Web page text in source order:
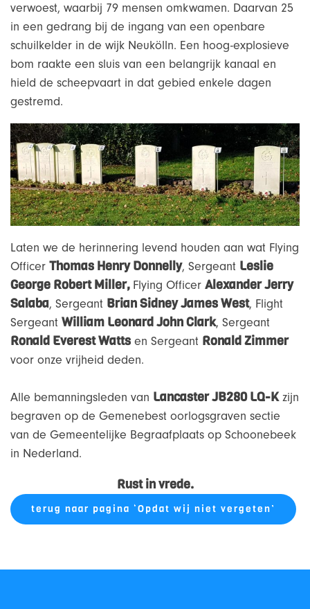
verwoest, waarbij 79 mensen omkwamen. Daarvan 25
in een gedrang bij de ingang van een openbare
schuilkelder in de wijk Neukölln. Een hoog-explosieve
bom raakte een sluis van een belangrijk kanaal en
hield de scheepvaart in dat gebied enkele dagen
gestremd.
Laten we de herinnering levend houden aan wat Flying
Officer Thomas Henry Donnelly, Sergeant Leslie
George Robert Miller, Flying Officer Alexander Jerry
Salaba, Sergeant Brian Sidney James West, Flight
Sergeant William Leonard John Clark, Sergeant
Ronald Everest Watts en Sergeant Ronald Zimmer
voor onze vrijheid deden.
Alle bemanningsleden van Lancaster JB280 LQ-Kzijn
begraven op de Gemenebest oorlogsgraven sectie
van de Gemeentelijke Begraafplaats op Schoonebeek
in Nederland.
Rust in vrede.
terug naar pagina ‘Opdat wij niet vergeten’